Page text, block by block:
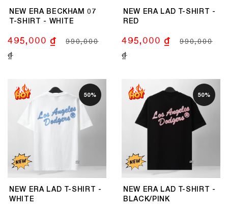
NEW ERA BECKHAM 07
T-SHIRT - WHITE
495,000 ₫
990,000
₫
NEW ERA LAD T-SHIRT -
RED
495,000 ₫
990,000
₫
50%
NEW ERA LAD T-SHIRT -
WHITE
50%
NEW ERA LAD T-SHIRT -
BLACK/PINK